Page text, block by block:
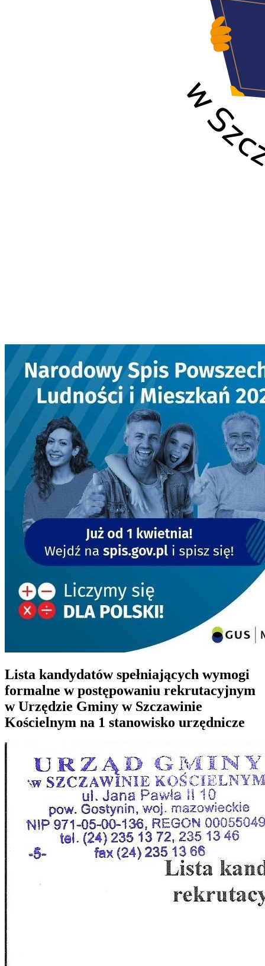
Lista kandydatów spełniających wymogi
formalne w postępowaniu rekrutacyjnym
w Urzędzie Gminy w Szczawinie
Kościelnym na 1 stanowisko urzędnicze